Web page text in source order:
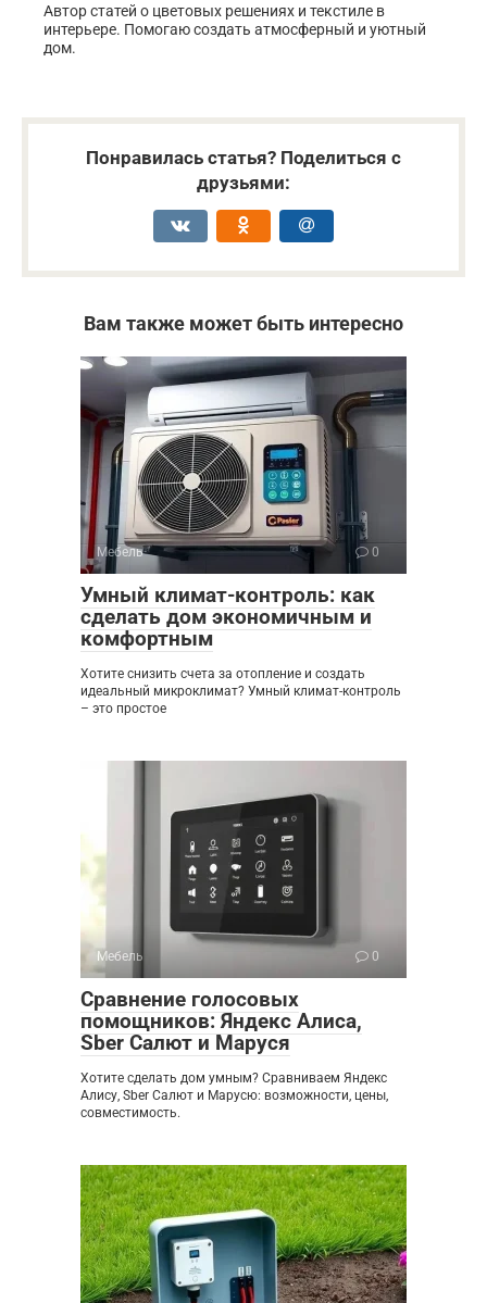
Автор статей о цветовых решениях и текстиле в
интерьере. Помогаю создать атмосферный и уютный
дом.
Понравилась статья? Поделиться с
друзьями:
Вам также может быть интересно
Мебель 0
Умный климат-контроль: как
сделать дом экономичным и
комфортным
Хотите снизить счета за отопление и создать
идеальный микроклимат? Умный климат-контроль
– это простое
Мебель 0
Сравнение голосовых
помощников: Яндекс Алиса,
Sber Салют и Маруся
Хотите сделать дом умным? Сравниваем Яндекс
Алису, Sber Салют и Марусю: возможности, цены,
совместимость.